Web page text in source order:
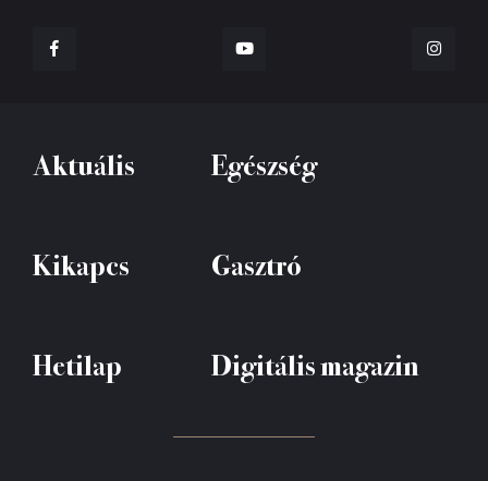
Aktuális Egészség
Kikapcs Gasztró
Hetilap Digitális magazin